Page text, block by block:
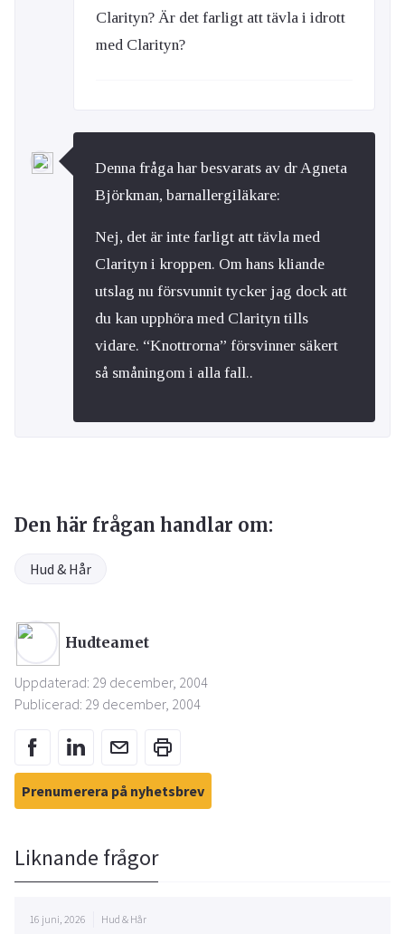
Clarityn? Är det farligt att tävla i idrott
med Clarityn?
Denna fråga har besvarats av dr Agneta
Björkman, barnallergiläkare:
Nej, det är inte farligt att tävla med
Clarityn i kroppen. Om hans kliande
utslag nu försvunnit tycker jag dock att
du kan upphöra med Clarityn tills
vidare. “Knottrorna” försvinner säkert
så småningom i alla fall..
Den här frågan handlar om:
Hud & Hår
Hudteamet
Uppdaterad: 29 december, 2004
Publicerad: 29 december, 2004
Prenumerera på nyhetsbrev
Liknande frågor
16 juni, 2026 Hud & Hår